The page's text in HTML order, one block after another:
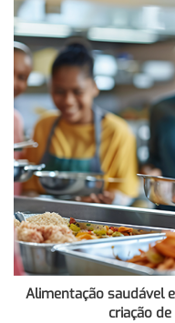
Alimentação saudável
criação